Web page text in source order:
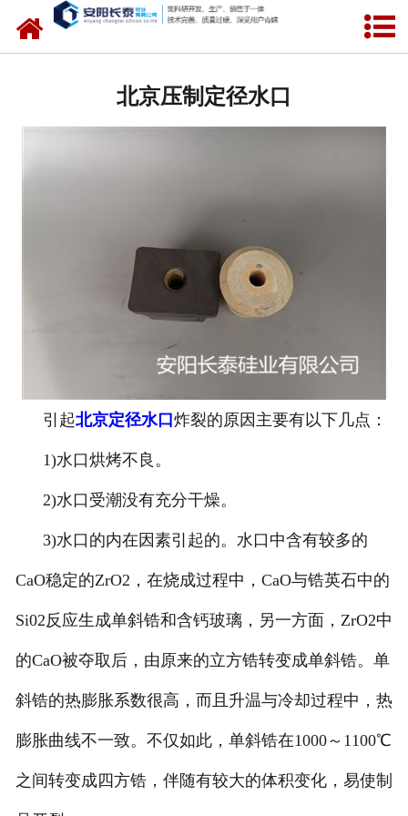
网站首页
北京中间包水口
北京引流砂
北京压制定径水口
引起北京定径水口 炸裂的原因主要有以下几点：
1)水口烘烤不良。
2)水口受潮没有充分干燥。
3)水口的内在因素引起的。水口中含有较多的
CaO稳定的ZrO2，在烧成过程中，CaO与锆英石中的
Si02反应生成单斜锆和含钙玻璃，另一方面，ZrO2中
的CaO被夺取后，由原来的立方锆转变成单斜锆。单
斜锆的热膨胀系数很高，而且升温与冷却过程中，热
膨胀曲线不一致。不仅如此，单斜锆在1000～1100℃
之间转变成四方锆，伴随有较大的体积变化，易使制